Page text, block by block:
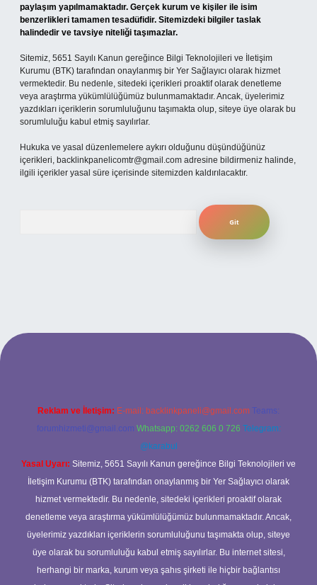
paylaşım yapılmamaktadır. Gerçek kurum ve kişiler ile isim
benzerlikleri tamamen tesadüfidir. Sitemizdeki bilgiler taslak
halindedir ve tavsiye niteliği taşımazlar.
Sitemiz, 5651 Sayılı Kanun gereğince Bilgi Teknolojileri ve İletişim
Kurumu (BTK) tarafından onaylanmış bir Yer Sağlayıcı olarak hizmet
vermektedir. Bu nedenle, sitedeki içerikleri proaktif olarak denetleme
veya araştırma yükümlülüğümüz bulunmamaktadır. Ancak, üyelerimiz
yazdıkları içeriklerin sorumluluğunu taşımakta olup, siteye üye olarak bu
sorumluluğu kabul etmiş sayılırlar.
Hukuka ve yasal düzenlemelere aykırı olduğunu düşündüğünüz
içerikleri, backlinkpanelicomtr@gmail.com adresine bildirmeniz halinde,
ilgili içerikler yasal süre içerisinde sitemizden kaldırılacaktır.
adresi
Reklam ve İletişim: E-mail: backlinkpaneli@gmail.com Teams:
forumhizmeti@gmail.com Whatsapp: 0262 606 0 726 Telegram:
@karabul
Yasal Uyarı: Sitemiz, 5651 Sayılı Kanun gereğince Bilgi Teknolojileri ve
İletişim Kurumu (BTK) tarafından onaylanmış bir Yer Sağlayıcı olarak
hizmet vermektedir. Bu nedenle, sitedeki içerikleri proaktif olarak
denetleme veya araştırma yükümlülüğümüz bulunmamaktadır. Ancak,
üyelerimiz yazdıkları içeriklerin sorumluluğunu taşımakta olup, siteye
üye olarak bu sorumluluğu kabul etmiş sayılırlar. Bu internet sitesi,
herhangi bir marka, kurum veya şahıs şirketi ile hiçbir bağlantısı